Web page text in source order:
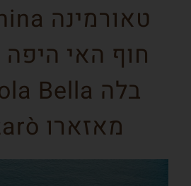
חוף האי היפה
מאזארו Mazzarò